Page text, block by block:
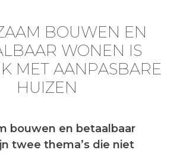
BOUWEN EN
WONEN IS
MET AANPASBARE
HUIZEN
bouwen en betaalbaar
twee thema’s die niet